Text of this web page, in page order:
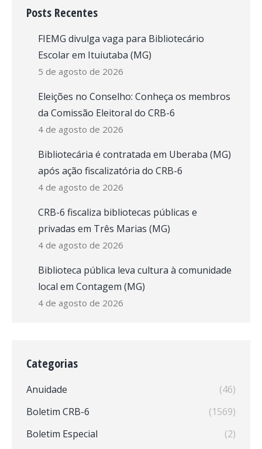
Posts Recentes
FIEMG divulga vaga para Bibliotecário
Escolar em Ituiutaba (MG)
5 de agosto de 2026
Eleições no Conselho: Conheça os membros
da Comissão Eleitoral do CRB-6
4 de agosto de 2026
Bibliotecária é contratada em Uberaba (MG)
após ação fiscalizatória do CRB-6
4 de agosto de 2026
CRB-6 fiscaliza bibliotecas públicas e
privadas em Três Marias (MG)
4 de agosto de 2026
Biblioteca pública leva cultura à comunidade
local em Contagem (MG)
4 de agosto de 2026
Categorias
Anuidade
(46)
Boletim CRB-6
(1569)
Boletim Especial
(2)